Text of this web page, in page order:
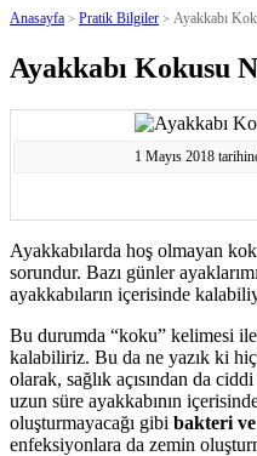
Anasayfa > Pratik Bilgiler > Ayakkabı
Ayakkabı Kokusu
1 Mayıs 2018
Ayakkabılarda hoş olmayan
sorundur. Bazı günler
ayakkabıların içerisinde
Bu durumda “koku” kelimesi ile
kalabiliriz. Bu da ne yazık ki
olarak, sağlık açısından da
uzun süre ayakkabının
oluşturmayacağı gibi bakteri
enfeksiyonlara da zemin